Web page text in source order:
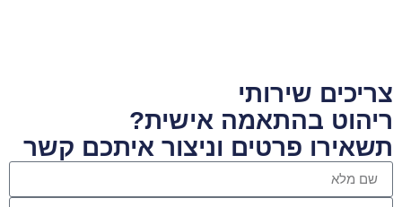
צריכים שירותי
ריהוט בהתאמה אישית?
תשאירו פרטים וניצור איתכם קשר